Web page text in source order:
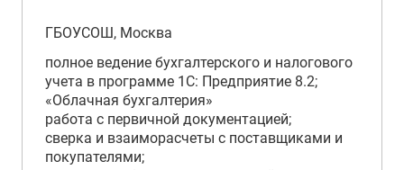
ГБОУСОШ, Москва
полное ведение бухгалтерского и налогового
учета в программе 1С: Предприятие 8.2;
«Облачная бухгалтерия»
работа с первичной документацией;
сверка и взаиморасчеты с поставщиками и
покупателями;